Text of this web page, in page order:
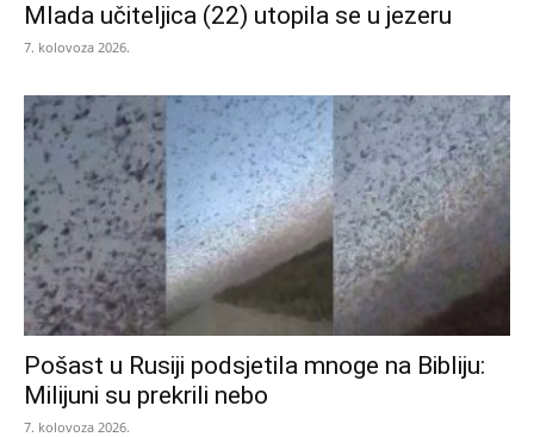
Mlada učiteljica (22) utopila se u jezeru
7. kolovoza 2026.
Pošast u Rusiji podsjetila mnoge na Bibliju:
Milijuni su prekrili nebo
7. kolovoza 2026.